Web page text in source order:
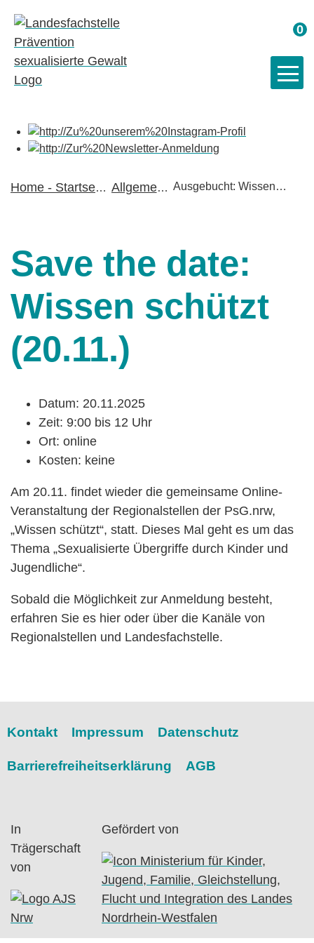
0
Home - Startseite Allgemein Ausgebucht: Wissen
Save the date:
Wissen schützt
(20.11.)
Datum: 20.11.2025
Zeit: 9:00 bis 12 Uhr
Ort: online
Kosten: keine
Am 20.11. findet wieder die gemeinsame Online-
Veranstaltung der Regionalstellen der PsG.nrw,
„Wissen schützt“, statt. Dieses Mal geht es um das
Thema „Sexualisierte Übergriffe durch Kinder und
Jugendliche“.
Sobald die Möglichkeit zur Anmeldung besteht,
erfahren Sie es hier oder über die Kanäle von
Regionalstellen und Landesfachstelle.
Kontakt Impressum Datenschutz
Barrierefreiheitserklärung AGB
In
Trägerschaft
von
Gefördert von